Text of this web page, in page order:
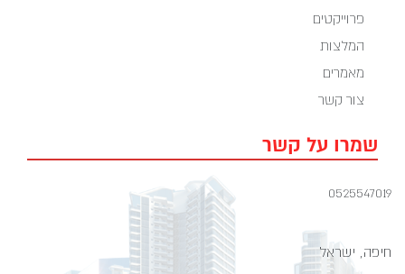
פרוייקטים
המלצות
מאמרים
צור קשר
שמרו על קשר
0525547019
חיפה, ישראל